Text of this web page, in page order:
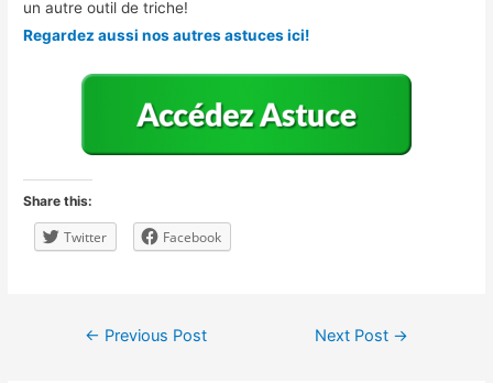
un autre outil de triche!
Regardez aussi nos autres astuces ici!
Share this:
Twitter Facebook
Post
← Previous Post Next Post →